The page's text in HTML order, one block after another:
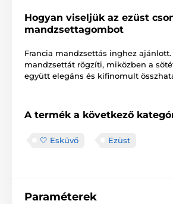
Hogyan viseljük az ezüst
mandzsettagombot
Francia mandzsettás inghez
mandzsettát rögzíti, miközben a
együtt elegáns és kifinomult
A termék a következő
🤍 Esküvő Ezüst
Paraméterek